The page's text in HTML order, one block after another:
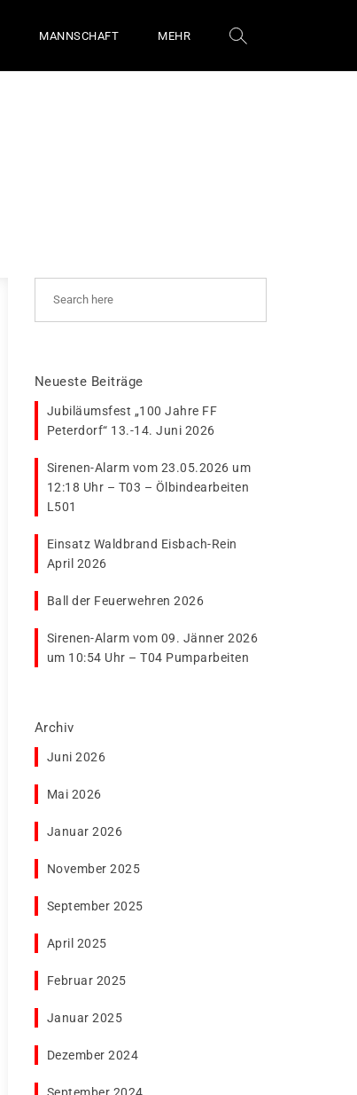
MANNSCHAFT MEHR
Neueste Beiträge
Jubiläumsfest „100 Jahre FF
Peterdorf“ 13.-14. Juni 2026
Sirenen-Alarm vom 23.05.2026 um
12:18 Uhr – T03 – Ölbindearbeiten
L501
Einsatz Waldbrand Eisbach-Rein
April 2026
Ball der Feuerwehren 2026
Sirenen-Alarm vom 09. Jänner 2026
um 10:54 Uhr – T04 Pumparbeiten
Archiv
Juni 2026
Mai 2026
Januar 2026
November 2025
September 2025
April 2025
Februar 2025
Januar 2025
Dezember 2024